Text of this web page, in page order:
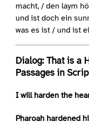
macht, / den laym
und ist doch ein
was es ist / und ist
Dialog: That is a
Passages in
I will harden the
Pharoah hardened